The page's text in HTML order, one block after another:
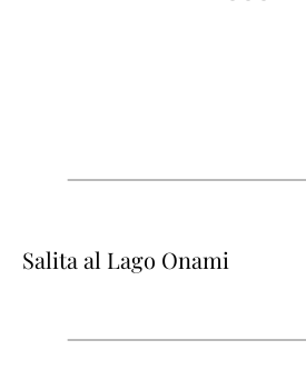
Salita al Lago Onami